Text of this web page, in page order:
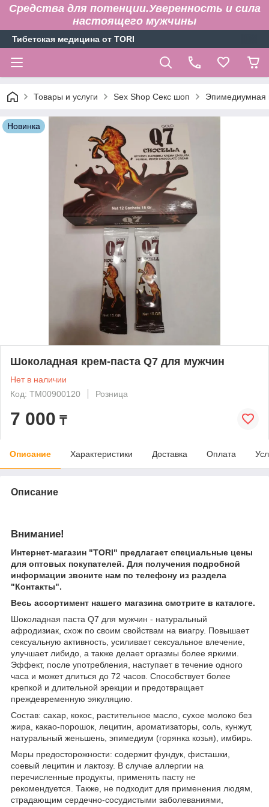
Средства для потенции.Уверенность и сила
настоящего мужчины
Тибетская медицина от TORI
Товары и услуги Sex Shop Секс шоп Эпимедиумная
Новинка
Шоколадная крем-паста Q7 для мужчин
Нет в наличии
Код: ТМ00900120
Розница
7 000 ₸
Описание Характеристики Доставка Оплата
Описание
Внимание!
Интернет-магазин "TORI" предлагает специальные цены
для оптовых покупателей. Для получения подробной
информации звоните нам по телефону из раздела
"Контакты".
Весь ассортимент нашего магазина смотрите в каталоге.
Шоколадная паста Q7 для мужчин - натуральный
афродизиак, схож по своим свойствам на виагру. Повышает
сексуальную активность, усиливает сексуальное влечение,
улучшает либидо, а также делает оргазмы более яркими.
Эффект, после употребления, наступает в течение одного
часа и может длиться до 72 часов. Способствует более
крепкой и длительной эрекции и предотвращает
преждевременную эякуляцию.
Состав: сахар, кокос, растительное масло, сухое молоко без
жира, какао-порошок, лецитин, ароматизаторы, соль, кунжут,
натуральный женьшень, эпимедиум (горянка козья), имбирь.
Меры предосторожности: содержит фундук, фисташки,
соевый лецитин и лактозу. В случае аллергии на
перечисленные продукты, применять пасту не
рекомендуется. Также, не подходит для применения людям,
страдающим сердечно-сосудистыми заболеваниями,